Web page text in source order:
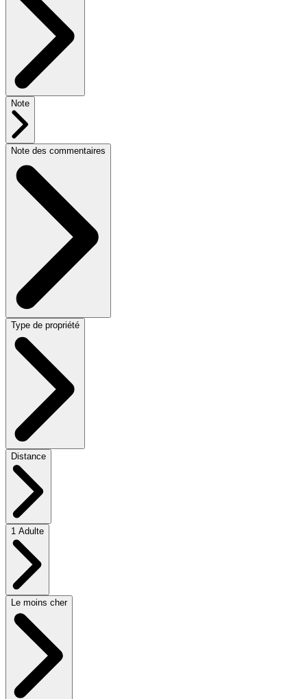
Note
Note des commentaires
Type de propriété
Distance
1 Adulte
Le moins cher